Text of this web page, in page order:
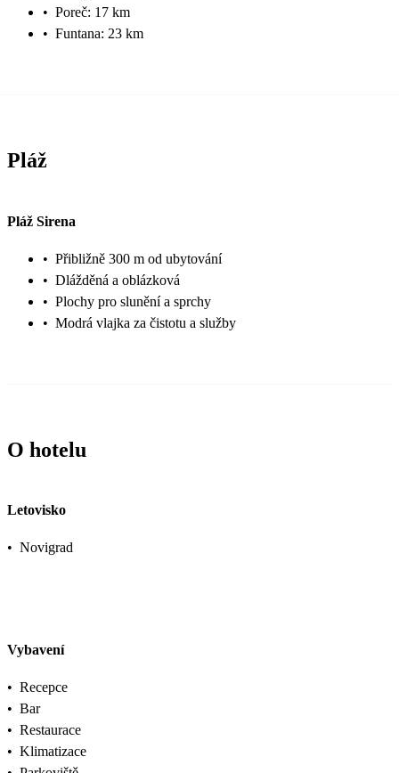
• Poreč: 17 km
• Funtana: 23 km
Pláž
Pláž Sirena
• Přibližně 300 m od ubytování
• Dlážděná a oblázková
• Plochy pro slunění a sprchy
• Modrá vlajka za čistotu a služby
O hotelu
Letovisko
• Novigrad
Vybavení
• Recepce
• Bar
• Restaurace
• Klimatizace